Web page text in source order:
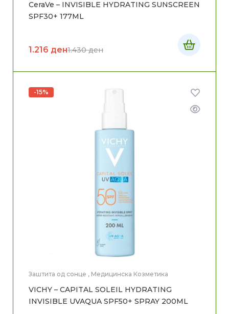
CeraVe – INVISIBLE HYDRATING SUNSCREEN
SPF30+ 177ML
1.430ден
1.216 ден
-15%
Заштита од сонце , Медицинска Козметика
VICHY – CAPITAL SOLEIL HYDRATING
INVISIBLE UVAQUA SPF50+ SPRAY 200ML